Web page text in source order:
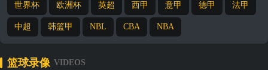
世界杯 欧洲杯 英超 西甲 意甲 德甲 法甲
中超 韩篮甲 NBL CBA NBA
篮球录像 VIDEOS